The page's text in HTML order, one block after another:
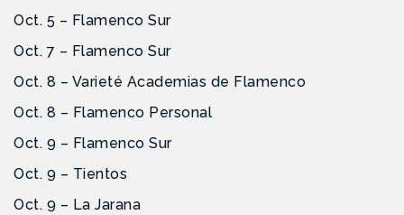
Oct. 5 – Flamenco Sur
Oct. 7 – Flamenco Sur
Oct. 8 – Varieté Academias de Flamenco
Oct. 8 – Flamenco Personal
Oct. 9 – Flamenco Sur
Oct. 9 – Tientos
Oct. 9 – La Jarana